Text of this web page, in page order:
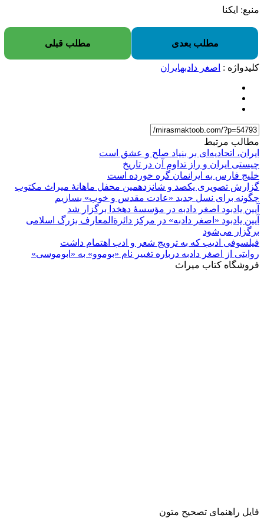
منبع: ایکنا
مطلب قبلی مطلب بعدی
کلیدواژه : اصغر دادبهایران
مطالب مرتبط
ایران، اتحادیه‌ای بر بنیاد صلح و عشق است
چیستی ایران و راز تداوم آن در تاریخ
خلیج فارس به ایرانمان گره خورده‌ است
گزارش تصویری یکصد و شانزدهمین محفل ماهانۀ میراث مکتوب
چگونه برای نسل جدید «عادت مقدس و خوب»‌ بسازیم
آیین یادبود اصغر دادبه در مؤسسۀ دهخدا برگزار شد
آیین یادبود «اصغر دادبه» در مرکز دائرةالمعارف بزرگ اسلامی
برگزار می‌شود
فیلسوفی ادیب که به ترویج شعر و ادب اهتمام داشت
روایتی از اصغر دادبه درباره تغییر نام «بوموو» به «ابوموسی»
فروشگاه کتاب میراث
فایل راهنمای تصحیح متون